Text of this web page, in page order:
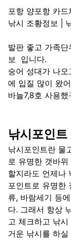
포항 양포항 카
낚시 조황정보 |
발판 좋고 가족
보 입니다.
숭어 성대가 나
에 입질 많이 왔
바늘7,8호 사용
낚시포인
낚시포인트란 물
로 유명한 갯바
할지라도 언제나
포인트로 유명한
류, 바람세기 등
다. 그래서 항상
고 체크하고 낚
거운 낚시를 하